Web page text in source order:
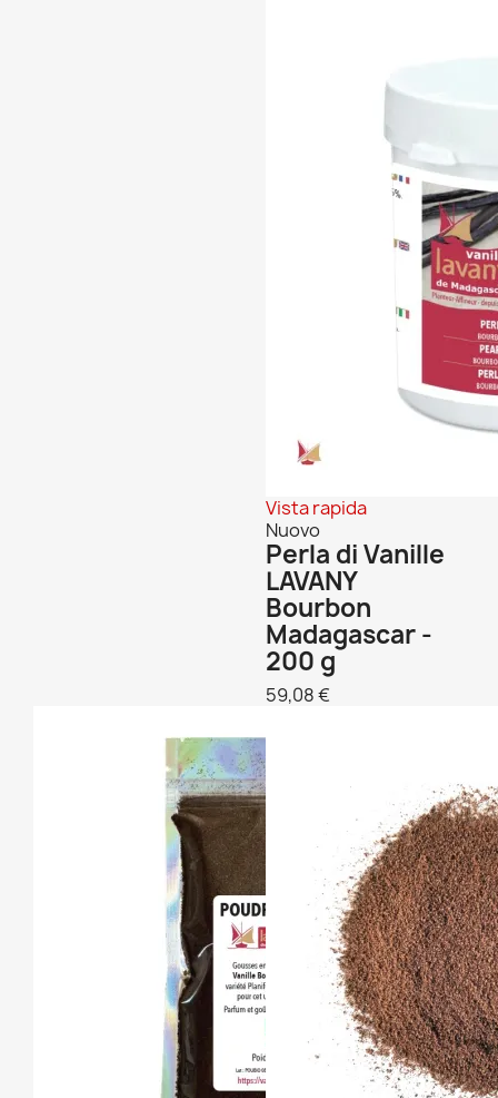
Vista rapida
Nuovo
Perla di Vanille
LAVANY
Bourbon
Madagascar -
200 g
59,08 €